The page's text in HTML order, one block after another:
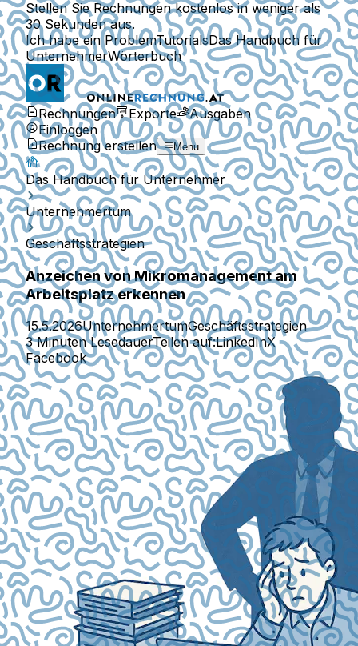
Stellen Sie Rechnungen kostenlos in weniger als
30 Sekunden aus.
Ich habe ein ProblemTutorialsDas Handbuch für
UnternehmerWörterbuch
Rechnungen Exporte
Ausgaben
Einloggen
Rechnung erstellen
Menu
Das Handbuch für Unternehmer
Unternehmertum
Geschäftsstrategien
Anzeichen von Mikromanagement am
Arbeitsplatz erkennen
15.5.2026UnternehmertumGeschäftsstrategien
3 Minuten LesedauerTeilen auf:LinkedInX
Facebook